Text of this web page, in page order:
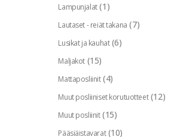
Lampunjalat (1)
Lautaset - reiät takana (7)
Lusikat ja kauhat (6)
Maljakot (15)
Mattaposliinit (4)
Muut posliiniset korutuotteet (12)
Muut posliinit (15)
Pääsiäistavarat (10)